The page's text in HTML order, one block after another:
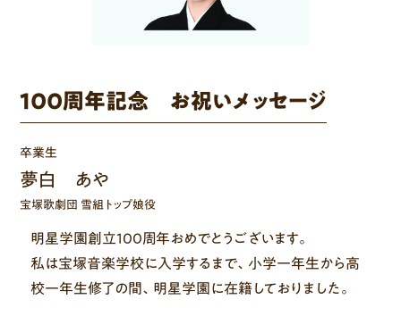
100周年記念 お祝いメッセージ
卒業生
夢白 あや
宝塚歌劇団 雪組トップ娘役
明星学園創立100周年おめでとうございます。
私は宝塚音楽学校に入学するまで、小学一年生から高
校一年生修了の間、明星学園に在籍しておりました。